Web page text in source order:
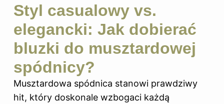
Styl casualowy vs.
elegancki: Jak dobierać
bluzki do musztardowej
spódnicy?
Musztardowa spódnica stanowi prawdziwy
hit, który doskonale wzbogaci każdą